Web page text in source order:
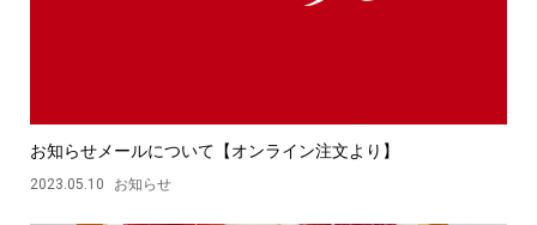
お知らせメールについて【オンライン注文より】
2023.05.10 お知らせ